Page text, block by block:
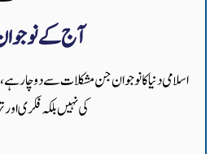
آج کے
اسلامی دنیا کا نوجوان جن مشکلات سے دوچار
کی نہیں بلکہ فکری